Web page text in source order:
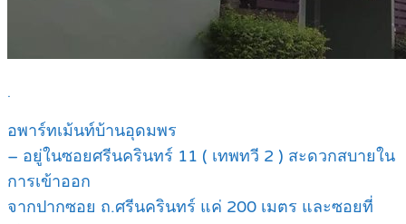
.
อพาร์ทเม้นท์บ้านอุดมพร
– อยู่ในซอยศรีนครินทร์ 11 ( เทพทวี 2 ) สะดวกสบายใน
การเข้าออก
จากปากซอย ถ.ศรีนครินทร์ แค่ 200 เมตร และซอยที่